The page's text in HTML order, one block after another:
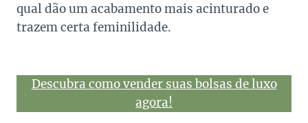
qual dão um acabamento mais acinturado e
trazem certa feminilidade.
Descubra como vender suas bolsas de luxo
agora!